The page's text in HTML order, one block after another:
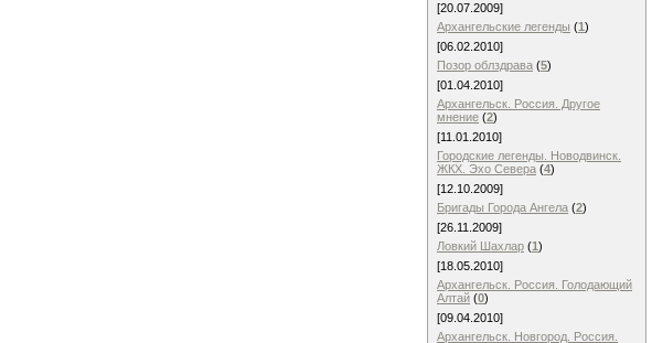
[20.07.2009]
Архангельские легенды (1)
[06.02.2010]
Позор облздрава (5)
[01.04.2010]
Архангельск. Россия. Другое
мнение (2)
[11.01.2010]
Городские легенды. Новодвинск.
ЖКХ. Эхо Севера (4)
[12.10.2009]
Бригады Города Ангела (2)
[26.11.2009]
Ловкий Шахлар (1)
[18.05.2010]
Архангельск. Россия. Голодающий
Алтай (0)
[09.04.2010]
Архангельск. Новгород. Россия.